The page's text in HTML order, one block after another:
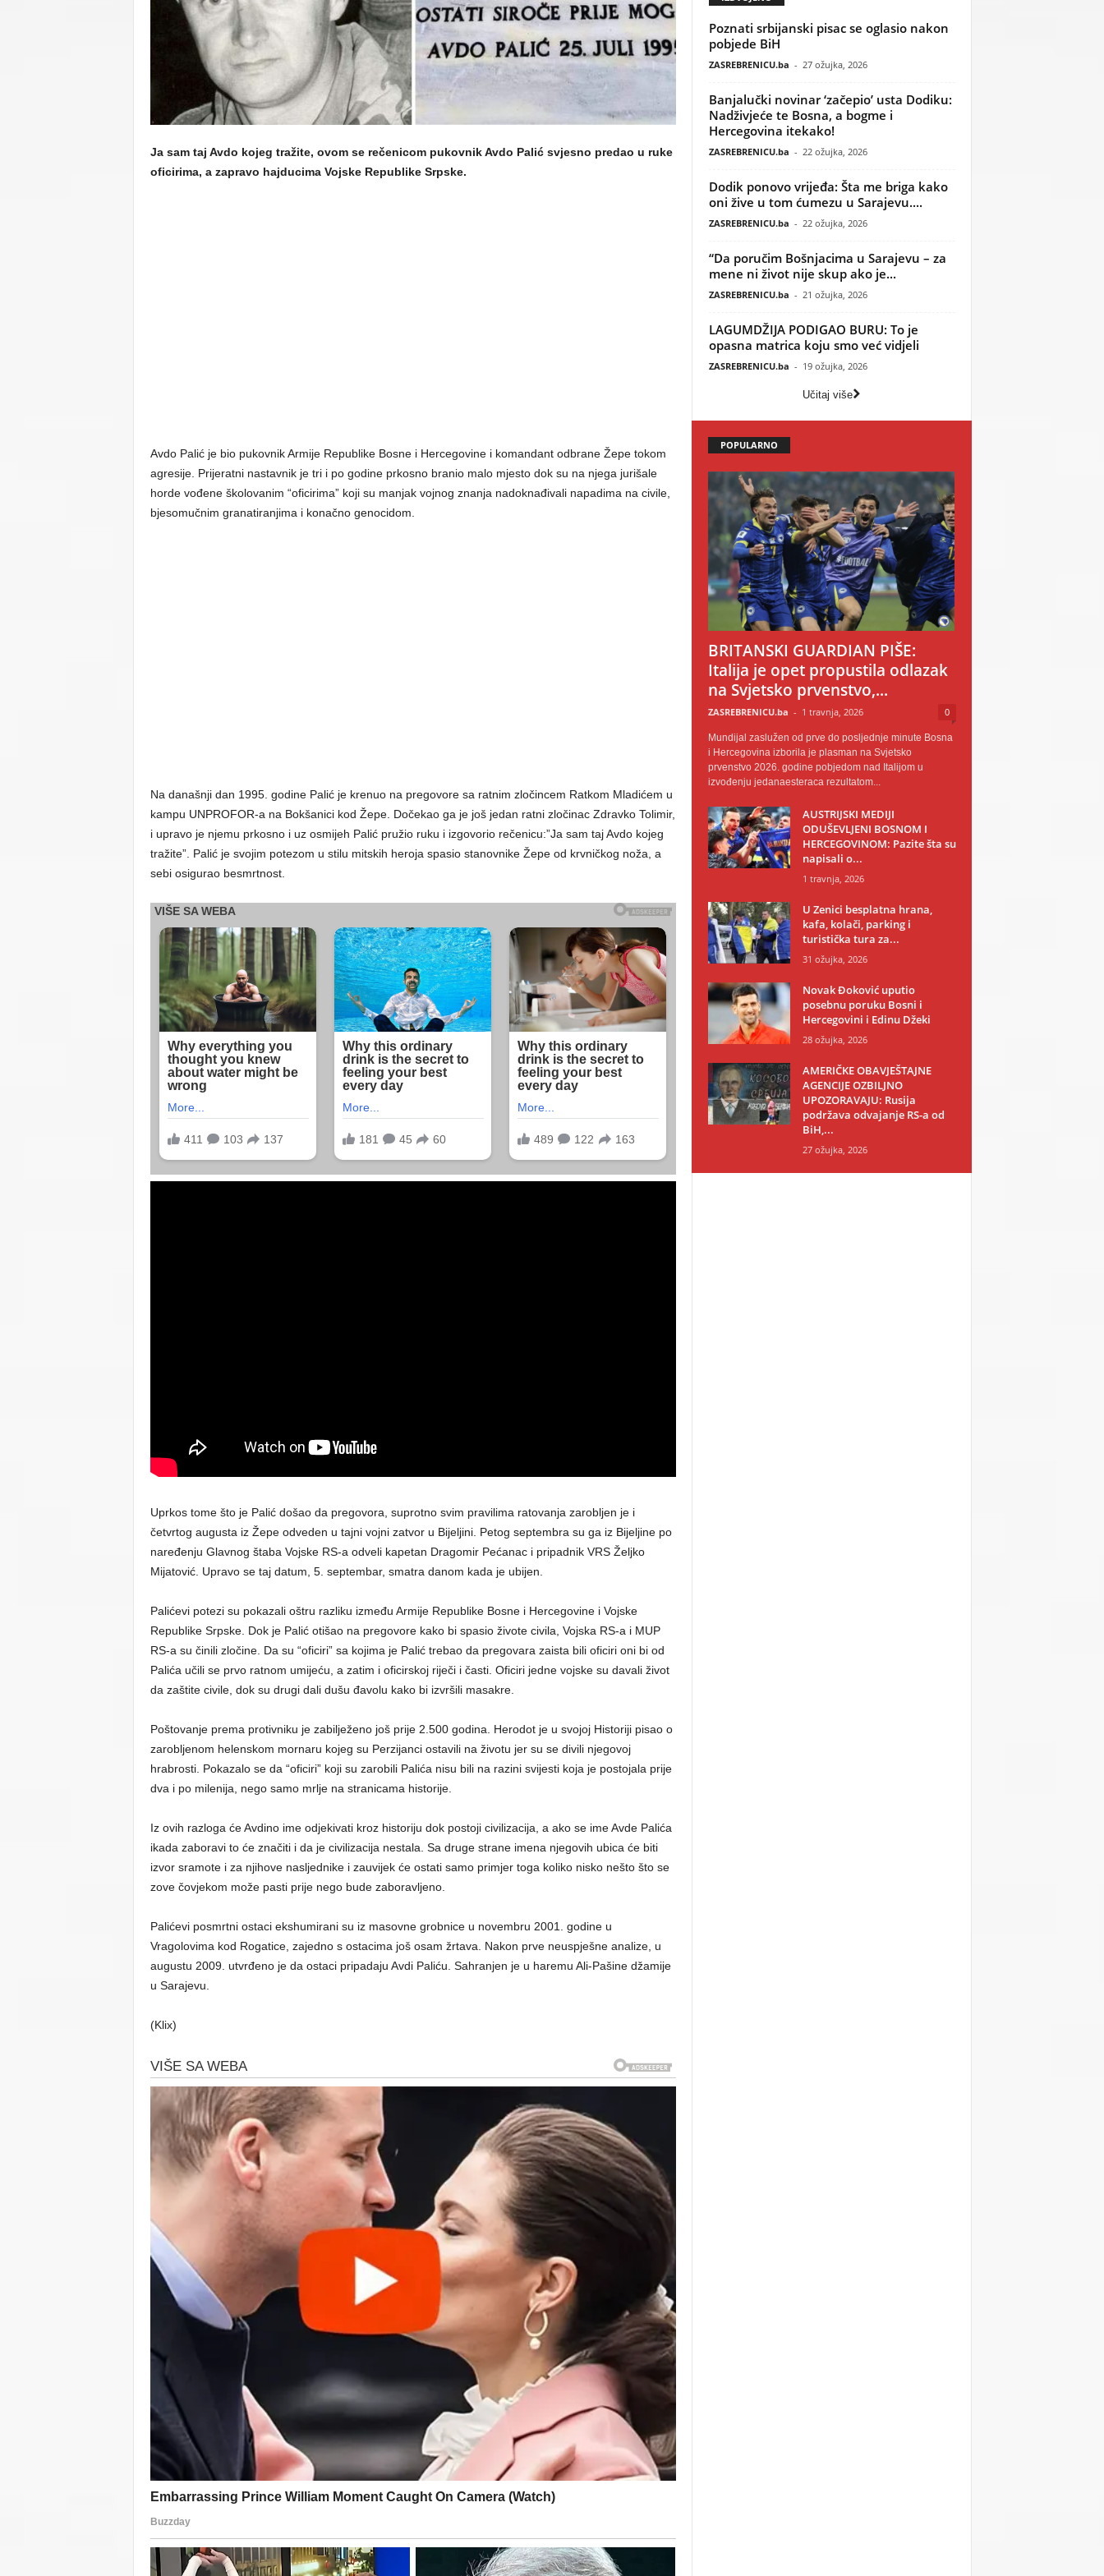
C
Ja sam taj Avdo kojeg tražite, ovom se rečenicom pukovnik Avdo Palić svjesno predao u ruke
oficirima, a zapravo hajducima Vojske Republike Srpske.
Avdo Palić je bio pukovnik Armije Republike Bosne i Hercegovine i komandant odbrane Žepe tokom
agresije. Prijeratni nastavnik je tri i po godine prkosno branio malo mjesto dok su na njega jurišale
horde vođene školovanim “oficirima” koji su manjak vojnog znanja nadoknađivali napadima na civile,
bjesomučnim granatiranjima i konačno genocidom.
Na današnji dan 1995. godine Palić je krenuo na pregovore sa ratnim zločincem Ratkom Mladićem u
kampu UNPROFOR-a na Bokšanici kod Žepe. Dočekao ga je još jedan ratni zločinac Zdravko Tolimir,
i upravo je njemu prkosno i uz osmijeh Palić pružio ruku i izgovorio rečenicu:”Ja sam taj Avdo kojeg
tražite”. Palić je svojim potezom u stilu mitskih heroja spasio stanovnike Žepe od krvničkog noža, a
sebi osigurao besmrtnost.
Uprkos tome što je Palić došao da pregovora, suprotno svim pravilima ratovanja zarobljen je i
četvrtog augusta iz Žepe odveden u tajni vojni zatvor u Bijeljini. Petog septembra su ga iz Bijeljine po
naređenju Glavnog štaba Vojske RS-a odveli kapetan Dragomir Pećanac i pripadnik VRS Željko
Mijatović. Upravo se taj datum, 5. septembar, smatra danom kada je ubijen.
Palićevi potezi su pokazali oštru razliku između Armije Republike Bosne i Hercegovine i Vojske
Republike Srpske. Dok je Palić otišao na pregovore kako bi spasio živote civila, Vojska RS-a i MUP
RS-a su činili zločine. Da su “oficiri” sa kojima je Palić trebao da pregovara zaista bili oficiri oni bi od
Palića učili se prvo ratnom umijeću, a zatim i oficirskoj riječi i časti. Oficiri jedne vojske su davali život
da zaštite civile, dok su drugi dali dušu đavolu kako bi izvršili masakre.
Poštovanje prema protivniku je zabilježeno još prije 2.500 godina. Herodot je u svojoj Historiji pisao o
zarobljenom helenskom mornaru kojeg su Perzijanci ostavili na životu jer su se divili njegovoj
hrabrosti. Pokazalo se da “oficiri” koji su zarobili Palića nisu bili na razini svijesti koja je postojala prije
dva i po milenija, nego samo mrlje na stranicama historije.
Iz ovih razloga će Avdino ime odjekivati kroz historiju dok postoji civilizacija, a ako se ime Avde Palića
ikada zaboravi to će značiti i da je civilizacija nestala. Sa druge strane imena njegovih ubica će biti
izvor sramote i za njihove nasljednike i zauvijek će ostati samo primjer toga koliko nisko nešto što se
zove čovjekom može pasti prije nego bude zaboravljeno.
Palićevi posmrtni ostaci ekshumirani su iz masovne grobnice u novembru 2001. godine u
Vragolovima kod Rogatice, zajedno s ostacima još osam žrtava. Nakon prve neuspješne analize, u
augustu 2009. utvrđeno je da ostaci pripadaju Avdi Paliću. Sahranjen je u haremu Ali-Pašine džamije
u Sarajevu.
(Klix)
Poznati srbijanski pisac se oglasio nakon
pobjede BiH
ZASREBRENICU.ba - 27 ožujka, 2026
Banjalučki novinar ‘začepio’ usta Dodiku:
Nadživjeće te Bosna, a bogme i
Hercegovina itekako!
ZASREBRENICU.ba - 22 ožujka, 2026
Dodik ponovo vrijeđa: Šta me briga kako
oni žive u tom ćumezu u Sarajevu....
ZASREBRENICU.ba - 22 ožujka, 2026
“Da poručim Bošnjacima u Sarajevu – za
mene ni život nije skup ako je...
ZASREBRENICU.ba - 21 ožujka, 2026
LAGUMDŽIJA PODIGAO BURU: To je
opasna matrica koju smo već vidjeli
ZASREBRENICU.ba - 19 ožujka, 2026
Učitaj više
POPULARNO
BRITANSKI GUARDIAN PIŠE:
Italija je opet propustila odlazak
na Svjetsko prvenstvo,...
ZASREBRENICU.ba - 1 travnja, 2026 0
Mundijal zaslužen od prve do posljednje minute Bosna
i Hercegovina izborila je plasman na Svjetsko
prvenstvo 2026. godine pobjedom nad Italijom u
izvođenju jedanaesteraca rezultatom...
AUSTRIJSKI MEDIJI
ODUŠEVLJENI BOSNOM I
HERCEGOVINOM: Pazite šta su
napisali o...
1 travnja, 2026
U Zenici besplatna hrana,
kafa, kolači, parking i
turistička tura za...
31 ožujka, 2026
Novak Đoković uputio
posebnu poruku Bosni i
Hercegovini i Edinu Džeki
28 ožujka, 2026
AMERIČKE OBAVJEŠTAJNE
AGENCIJE OZBILJNO
UPOZORAVAJU: Rusija
podržava odvajanje RS-a od
BiH,...
27 ožujka, 2026